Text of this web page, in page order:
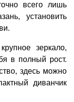
всего лишь
установить
зеркало,
в полный рост.
здесь можно
диванчик